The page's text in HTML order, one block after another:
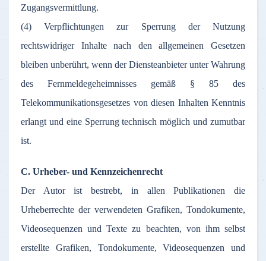
Zugangsvermittlung.
(4) Verpflichtungen zur Sperrung der Nutzung
rechtswidriger Inhalte nach den allgemeinen Gesetzen
bleiben unberührt, wenn der Diensteanbieter unter Wahrung
des Fernmeldegeheimnisses gemäß § 85 des
Telekommunikationsgesetzes von diesen Inhalten Kenntnis
erlangt und eine Sperrung technisch möglich und zumutbar
ist.
C. Urheber- und Kennzeichenrecht
Der Autor ist bestrebt, in allen Publikationen die
Urheberrechte der verwendeten Grafiken, Tondokumente,
Videosequenzen und Texte zu beachten, von ihm selbst
erstellte Grafiken, Tondokumente, Videosequenzen und